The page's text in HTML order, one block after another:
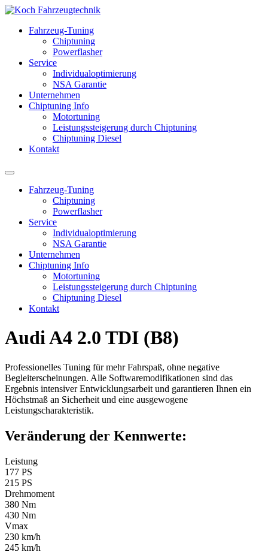
Fahrzeug-Tuning
Chiptuning
Powerflasher
Service
Individualoptimierung
NSA Garantie
Unternehmen
Chiptuning Info
Motortuning
Leistungssteigerung durch Chiptuning
Chiptuning Diesel
Kontakt
Fahrzeug-Tuning
Chiptuning
Powerflasher
Service
Individualoptimierung
NSA Garantie
Unternehmen
Chiptuning Info
Motortuning
Leistungssteigerung durch Chiptuning
Chiptuning Diesel
Kontakt
Audi A4 2.0 TDI (B8)
Professionelles Tuning für mehr Fahrspaß, ohne negative
Begleiterscheinungen. Alle Softwaremodifikationen sind das
Ergebnis intensiver Entwicklungsarbeit und garantieren Ihnen ein
Höchstmaß an Sicherheit und eine ausgewogene
Leistungscharakteristik.
Veränderung der Kennwerte:
Leistung
177 PS
215 PS
Drehmoment
380 Nm
430 Nm
Vmax
230 km/h
245 km/h